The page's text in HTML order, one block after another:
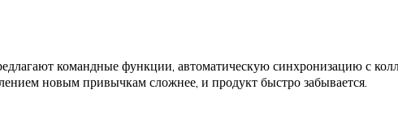
командные функции, автоматическую синхронизацию с
новым привычкам сложнее, и продукт быстро забывается.